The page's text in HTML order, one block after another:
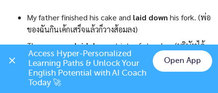
My father finished his cake and laid down his fork. (พ่อ
ของฉันกินเค้กเสร็จแล้วก็วางส้อมลง)
The companylaid downstrict safety rules. (บริษัทได้
กำหนดกฎความปลอดภัยอย่างเข้มงวด)
Chat on LINE
Access Hyper-Personalized
Learning Paths & Unlock Your
English Potential with AI Coach
Today 🚀
Open App